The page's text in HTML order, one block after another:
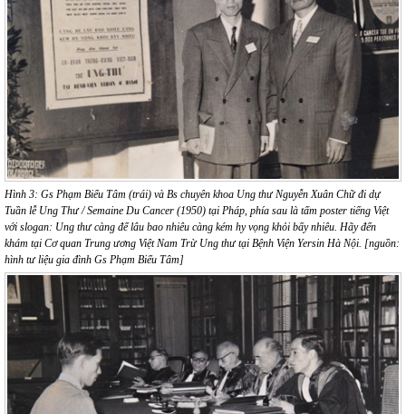
Hình 3: Gs Phạm Biểu Tâm (trái) và Bs chuyên khoa Ung thư Nguyễn Xuân Chữ đi dự
Tuần lễ Ung Thư / Semaine Du Cancer (1950) tại Pháp, phía sau là tấm poster tiếng Việt
với slogan: Ung thư càng để lâu bao nhiêu càng kém hy vọng khỏi bấy nhiêu. Hãy đến
khám tại Cơ quan Trung ương Việt Nam Trừ Ung thư tại Bệnh Viện Yersin Hà Nội. [nguồn:
hình tư liệu gia đình Gs Phạm Biểu Tâm]